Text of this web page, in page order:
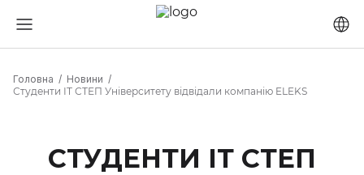
Головна
Новини
Студенти ІТ СТЕП Університету відвідали компанію ELEKS
СТУДЕНТИ ІТ СТЕП